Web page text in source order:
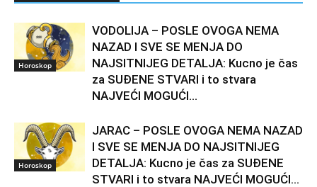
Horoskop
VODOLIJA – POSLE OVOGA NEMA
NAZAD I SVE SE MENJA DO
NAJSITNIJEG DETALJA: Kucno je čas
za SUĐENE STVARI i to stvara
NAJVEĆI MOGUĆI...
Horoskop
JARAC – POSLE OVOGA NEMA NAZAD
I SVE SE MENJA DO NAJSITNIJEG
DETALJA: Kucno je čas za SUĐENE
STVARI i to stvara NAJVEĆI MOGUĆI...